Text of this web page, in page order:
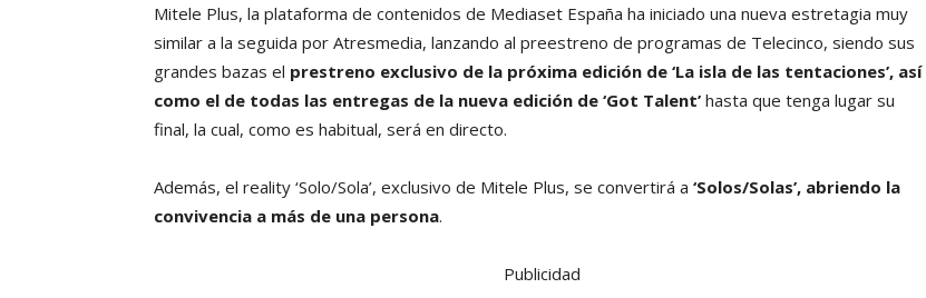
Mitele Plus, la plataforma de contenidos de Mediaset España ha iniciado una nueva estretagia muy
similar a la seguida por Atresmedia, lanzando al preestreno de programas de Telecinco, siendo sus
grandes bazas el prestreno exclusivo de la próxima edición de ‘La isla de las tentaciones’, así
como el de todas las entregas de la nueva edición de ‘Got Talent’ hasta que tenga lugar su
final, la cual, como es habitual, será en directo.
Además, el reality ‘Solo/Sola’, exclusivo de Mitele Plus, se convertirá a ‘Solos/Solas’, abriendo la
convivencia a más de una persona.
Publicidad